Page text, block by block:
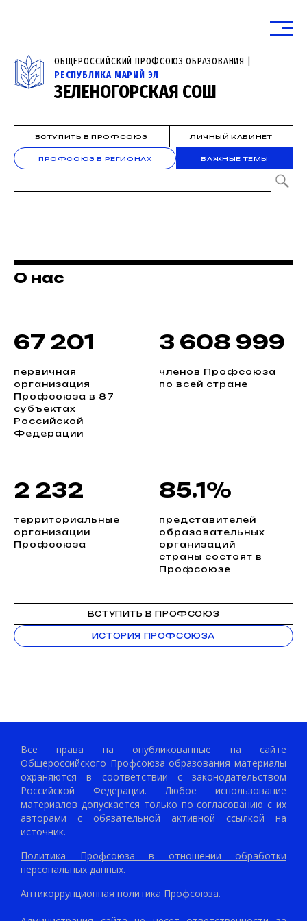
ОБЩЕРОССИЙСКИЙ ПРОФСОЮЗ ОБРАЗОВАНИЯ |
РЕСПУБЛИКА МАРИЙ ЭЛ
ЗЕЛЕНОГОРСКАЯ СОШ
ВСТУПИТЬ В ПРОФСОЮЗ ЛИЧНЫЙ КАБИНЕТ
ПРОФСОЮЗ В РЕГИОНАХ ВАЖНЫЕ ТЕМЫ
О нас
67 201
первичная
организация
Профсоюза в 87
субъектах
Российской
Федерации
3 608 999
членов Профсоюза
по всей стране
2 232
территориальные
организации
Профсоюза
85.1%
представителей
образовательных
организаций
страны состоят в
Профсоюзе
ВСТУПИТЬ В ПРОФСОЮЗ
ИСТОРИЯ ПРОФСОЮЗА
Все права на опубликованные на сайте
Общероссийского Профсоюза образования материалы
охраняются в соответствии с законодательством
Российской Федерации. Любое использование
материалов допускается только по согласованию с их
авторами с обязательной активной ссылкой на
источник.
Политика Профсоюза в отношении обработки
персональных данных.
Антикоррупционная политика Профсоюза.